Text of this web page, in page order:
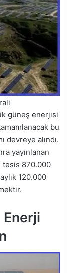
güneş enerjisi
bu
devreye alındı.
yayınlanan
tesis 870.000
120.000
Enerji